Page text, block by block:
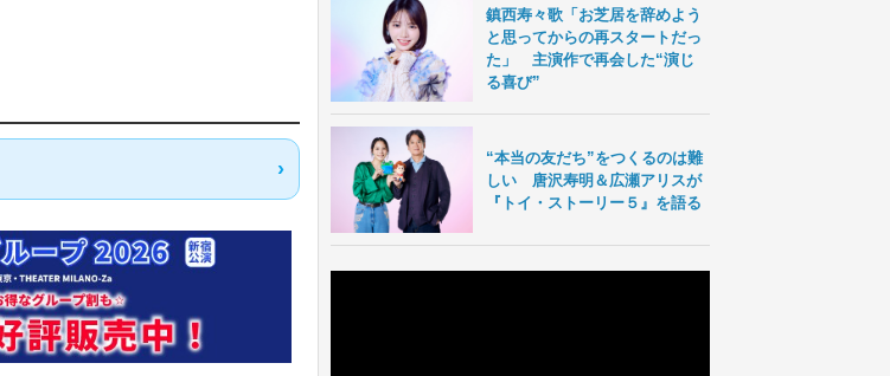
鎮西寿々歌「お芝居を辞めよう
と思ってからの再スタートだっ
た」 主演作で再会した“演じ
る喜び”
“本当の友だち”をつくるのは難
しい 唐沢寿明＆広瀬アリスが
『トイ・ストーリー５』を語る